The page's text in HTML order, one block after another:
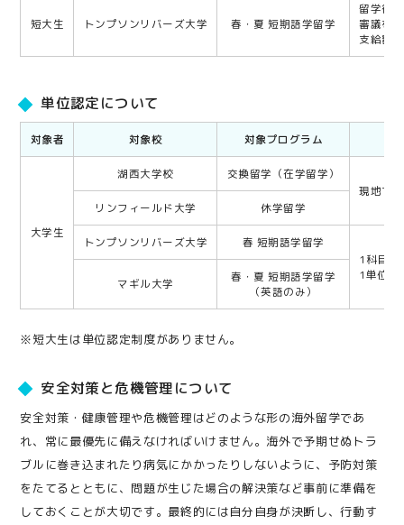
短大生 トンプソンリバーズ大学 春・夏 短期語学留学
留学後
審議を
支給額
単位認定について
対象者 対象校 対象プログラム
大学生
湖西大学校
交換留学（在学留学）
現地で
リンフィールド大学
休学留学
トンプソンリバーズ大学
春 短期語学留学
1科目
1単位を
マギル大学
春・夏 短期語学留学
（英語のみ）
※短大生は単位認定制度がありません。
安全対策と危機管理について
安全対策・健康管理や危機管理はどのような形の海外留学であ
れ、常に最優先に備えなければいけません。海外で予期せぬトラ
ブルに巻き込まれたり病気にかかったりしないように、予防対策
をたてるとともに、問題が生じた場合の解決策など事前に準備を
しておくことが大切です。最終的には自分自身が決断し、行動す